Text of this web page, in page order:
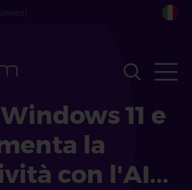
11 e
la
con l'AI...